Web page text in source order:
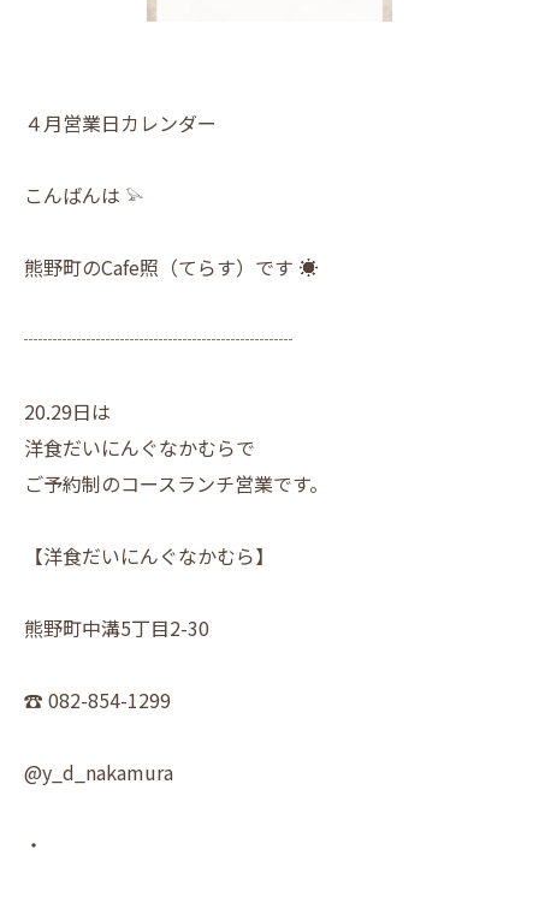
４月営業日カレンダー
こんばんは 𓅫
熊野町のCafe照（てらす）です ☀︎
┈┈┈┈┈┈┈┈┈┈┈┈┈┈
20.29日は
洋食だいにんぐなかむらで
ご予約制のコースランチ営業です。
【洋食だいにんぐなかむら】
熊野町中溝5丁目2-30
☎︎ 082-854-1299
@y_d_nakamura
・